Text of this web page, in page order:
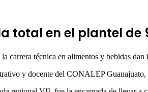
total en el plantel de
la carrera técnica en alimentos y bebidas
y docente del CONALEP